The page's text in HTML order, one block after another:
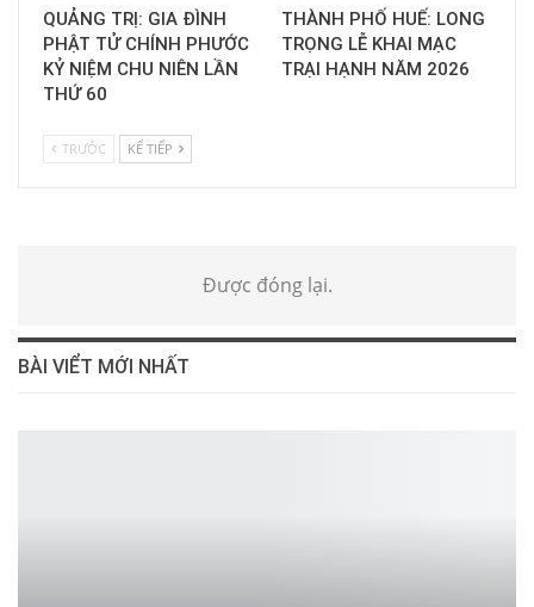
QUẢNG TRỊ: GIA ĐÌNH
PHẬT TỬ CHÍNH PHƯỚC
KỶ NIỆM CHU NIÊN LẦN
THỨ 60
THÀNH PHỐ HUẾ: LONG
TRỌNG LỄ KHAI MẠC
TRẠI HẠNH NĂM 2026
TRƯỚC KẾ TIẾP
Được đóng lại.
BÀI VIỂT MỚI NHẤT